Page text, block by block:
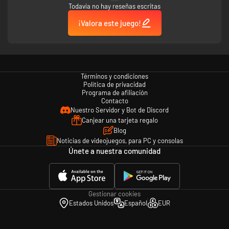
Disfruta de más movimientos que nunca.
local (se requiere un mando Joy-Con por cabeza).
Échales un ojo a las estadísticas de jugadores del mundo entero en línea.
Todavía no hay reseñas escritas
¡Valora este juego!
Términos y condiciones
Política de privacidad
Programa de afiliación
Contacto
Nuestro Servidor y Bot de Discord
Canjear una tarjeta regalo
Blog
Noticias de videojuegos, para PC y consolas
Únete a nuestra comunidad
Gestionar cookies
Estados Unidos
Español EUR